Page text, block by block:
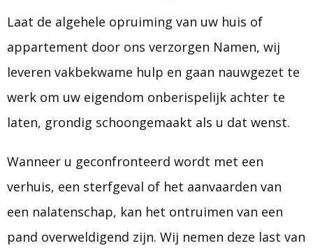
Laat de algehele opruiming van uw huis of
appartement door ons verzorgen Namen, wij
leveren vakbekwame hulp en gaan nauwgezet te
werk om uw eigendom onberispelijk achter te
laten, grondig schoongemaakt als u dat wenst.
Wanneer u geconfronteerd wordt met een
verhuis, een sterfgeval of het aanvaarden van
een nalatenschap, kan het ontruimen van een
pand overweldigend zijn. Wij nemen deze last van